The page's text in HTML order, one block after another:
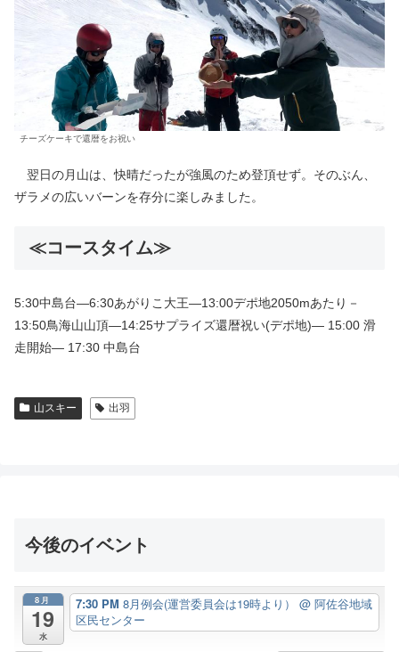
チーズケーキで還暦をお祝い
翌日の月山は、快晴だったが強風のため登頂せず。そのぶん、
ザラメの広いバーンを存分に楽しみました。
≪コースタイム≫
5:30中島台―6:30あがりこ大王―13:00デポ地2050mあたり－
13:50鳥海山山頂―14:25サプライズ還暦祝い(デポ地)― 15:00 滑
走開始― 17:30 中島台
山スキー 出羽
今後のイベント
8月
19
水
7:30 PM 8月例会(運営委員会は19時より） @ 阿佐谷地域
区民センター